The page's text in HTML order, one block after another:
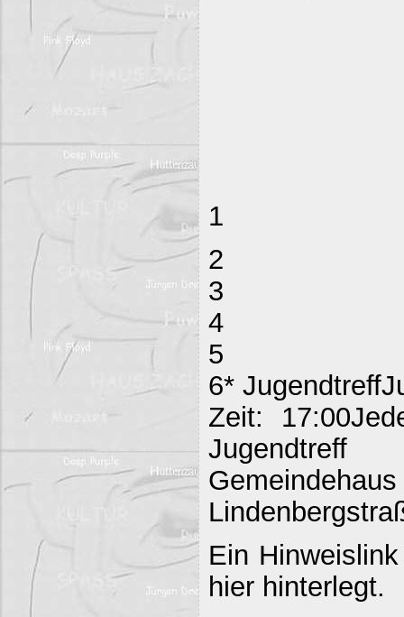
1
2
3
4
5
6*
Zeit:
Jugendtreff
Ein
hier hinterlegt.